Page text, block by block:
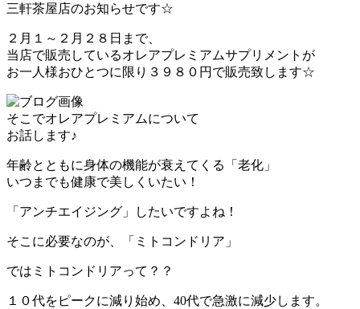
三軒茶屋店のお知らせです☆
２月１～２月２８日まで、
当店で販売しているオレアプレミアムサプリメントが
お一人様おひとつに限り３９８０円で販売致します☆
そこでオレアプレミアムについて
お話します♪
年齢とともに身体の機能が衰えてくる「老化」
いつまでも健康で美しくいたい！
「アンチエイジング」したいですよね！
そこに必要なのが、「ミトコンドリア」
ではミトコンドリアって？？
１０代をピークに減り始め、40代で急激に減少します。